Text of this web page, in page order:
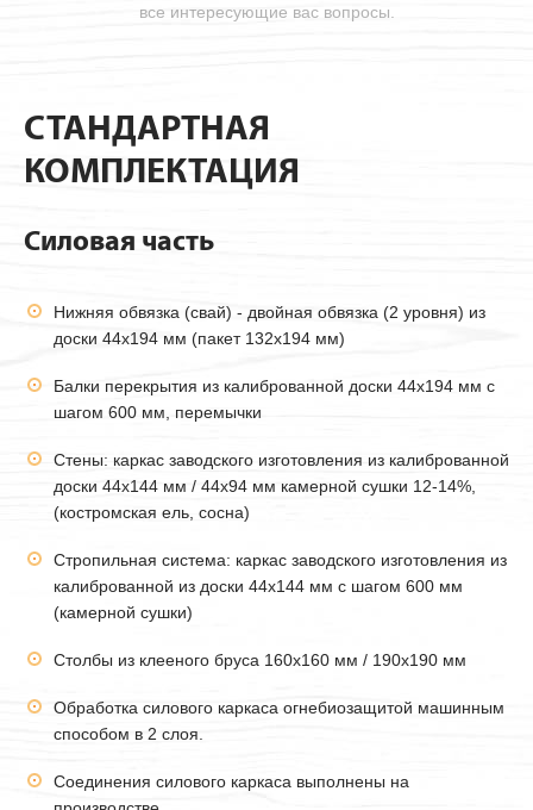
все интересующие вас вопросы.
СТАНДАРТНАЯ
КОМПЛЕКТАЦИЯ
Силовая часть
Нижняя обвязка (свай) - двойная обвязка (2 уровня) из
доски 44х194 мм (пакет 132х194 мм)
Балки перекрытия из калиброванной доски 44х194 мм с
шагом 600 мм, перемычки
Стены: каркас заводского изготовления из калиброванной
доски 44х144 мм / 44х94 мм камерной сушки 12-14%,
(костромская ель, сосна)
Стропильная система: каркас заводского изготовления из
калиброванной из доски 44х144 мм с шагом 600 мм
(камерной сушки)
Столбы из клееного бруса 160х160 мм / 190х190 мм
Обработка силового каркаса огнебиозащитой машинным
способом в 2 слоя.
Соединения силового каркаса выполнены на